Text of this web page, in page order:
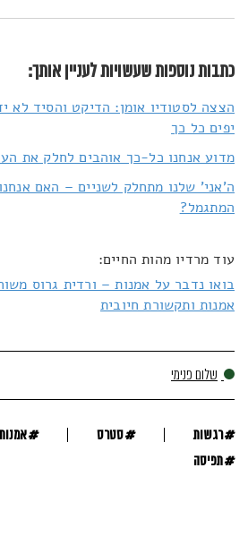
כתבות נוספות שעשויות לעניין אותך:
הצצה לסטודיו אומן: הדיקט והסיד לא
יפים כל כך
מדוע אנחנו כל-כך אוהבים לחלק את
ה'אני' שלנו מתחלק לשניים – האם
המתגמל?
עוד מרדיו מהות החיים:
בואו נדבר על אמנות – ורדית גרוס
אמנות ותקשורת חיובית
שלום פנימי
#רגשות #סטרס #אמנות
#תפיסה